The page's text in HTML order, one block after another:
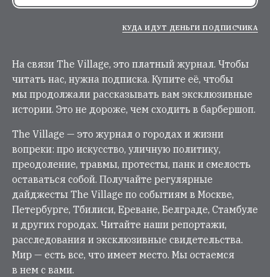
КУДА ИДУТ ДЕНЬГИ ПОДПИСЧИКА
На связи The Village, это платный журнал. Чтобы
читать нас, нужна подписка. Купите её, чтобы
мы продолжали рассказывать вам эксклюзивные
истории. Это не дороже, чем сходить в барбершоп.
The Village — это журнал о городах и жизни
вопреки: про искусство, уличную политику,
преодоление, травмы, протесты, панк и смелость
оставаться собой. Получайте регулярные
дайджесты The Village по событиям в Москве,
Петербурге, Тбилиси, Ереване, Белграде, Стамбуле
и других городах. Читайте наши репортажи,
расследования и эксклюзивные свидетельства.
Мир — есть все, что имеет место. Мы остаемся
в нем с вами.